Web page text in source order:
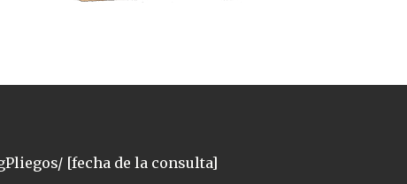
[fecha de la consulta]